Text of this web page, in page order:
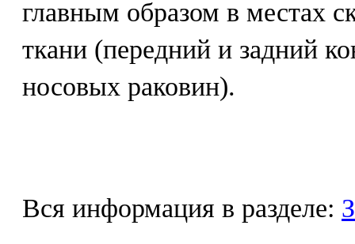
главным образом в местах
ткани (передний и задний
носовых раковин).
Вся информация в разделе: